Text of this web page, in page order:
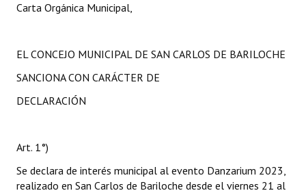
Carta Orgánica Municipal,
EL CONCEJO MUNICIPAL DE SAN CARLOS DE BARILOCHE
SANCIONA CON CARÁCTER DE
DECLARACIÓN
Art. 1°)
Se declara de interés municipal al evento Danzarium 2023,
realizado en San Carlos de Bariloche desde el viernes 21 al